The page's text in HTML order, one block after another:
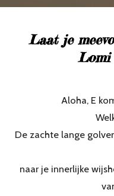
Laat je
Lomi
Aloha, E
De zachte lange
naar je innerlijke